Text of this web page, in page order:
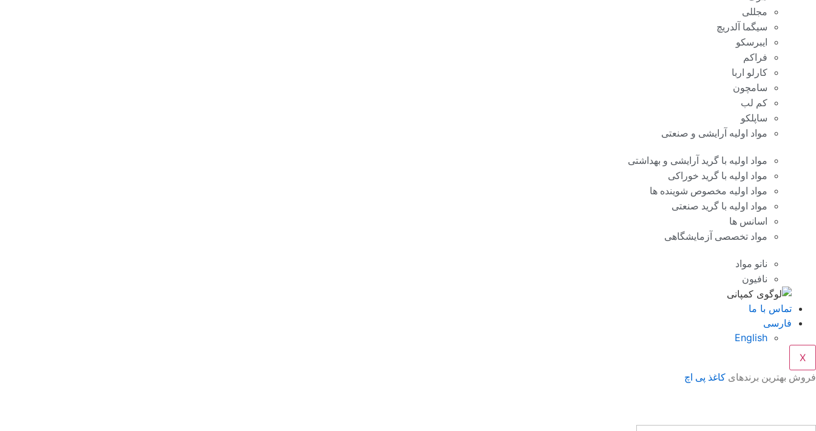
مجللی
سیگما آلدریچ
ایبرسکو
فراکم
کارلو اربا
سامچون
کم لب
ساپلکو
مواد اولیه آرایشی و صنعتی
مواد اولیه با گرید آرایشی و بهداشتی
مواد اولیه با گرید خوراکی
مواد اولیه مخصوص شوینده ها
مواد اولیه با گرید صنعتی
اسانس ها
مواد تخصصی آزمایشگاهی
نانو مواد
نافیون
تماس با ما
فارسی
English
X
فروش بهترین برندهای کاغذ پی اچ